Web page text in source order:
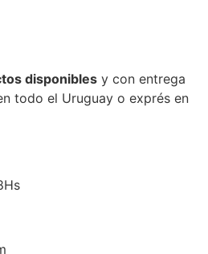
disponibles y con entrega
todo el Uruguay o exprés en